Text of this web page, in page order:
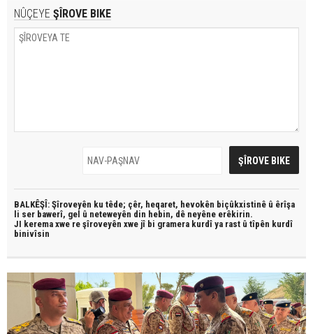
NÛÇEYE ŞÎROVE BIKE
BALKÊŞÎ: Şîroveyên ku têde; çêr, heqaret, hevokên biçûkxistinê û êrîşa
li ser bawerî, gel û neteweyên din hebin, dê neyêne erêkirin.
JI kerema xwe re şîroveyên xwe jî bi gramera kurdî ya rast û tîpên kurdî
binivîsin